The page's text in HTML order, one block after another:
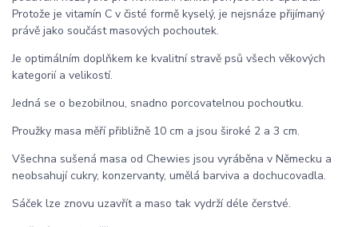
Protože je vitamín C v čisté formě kyselý, je nejsnáze přijímaný
právě jako součást masových pochoutek.
Je optimálním doplňkem ke kvalitní stravě psů všech věkových
kategorií a velikostí.
Jedná se o bezobilnou, snadno porcovatelnou pochoutku.
Proužky masa měří přibližně 10 cm a jsou široké 2 a 3 cm.
Všechna sušená masa od Chewies jsou vyráběna v Německu a
neobsahují cukry, konzervanty, umělá barviva a dochucovadla.
Sáček lze znovu uzavřít a maso tak vydrží déle čerstvé.